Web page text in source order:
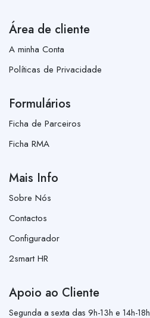
Área de cliente
A minha Conta
Políticas de Privacidade
Formulários
Ficha de Parceiros
Ficha RMA
Mais Info
Sobre Nós
Contactos
Configurador
2smart HR
Apoio ao Cliente
Segunda a sexta das 9h-13h e 14h-18h